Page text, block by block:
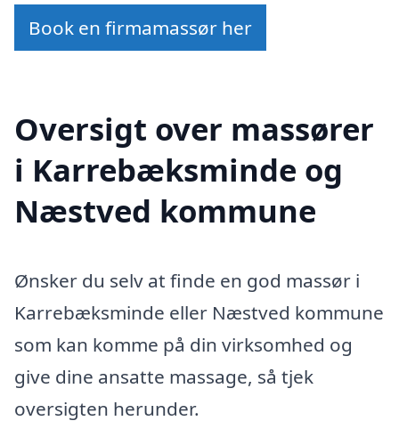
Book en firmamassør her
Oversigt over massører
i Karrebæksminde og
Næstved kommune
Ønsker du selv at finde en god massør i
Karrebæksminde eller Næstved kommune
som kan komme på din virksomhed og
give dine ansatte massage, så tjek
oversigten herunder.